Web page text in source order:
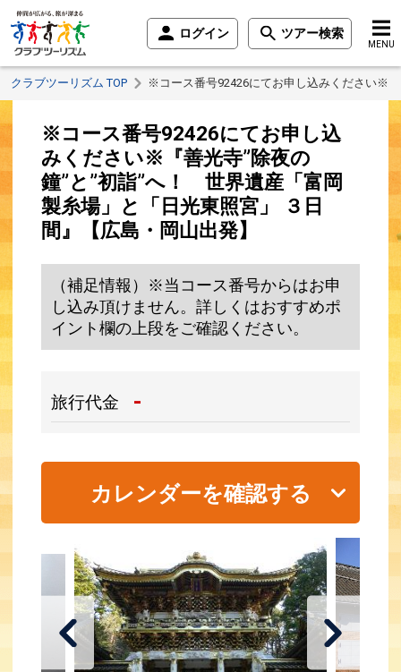
ログイン ツアー検索
MENU
クラブツーリズム TOP ※コース番号92426にてお申し込みください※
※コース番号92426にてお申し込
みください※『善光寺”除夜の
鐘”と”初詣”へ！ 世界遺産「富岡
製糸場」と「日光東照宮」 ３日
間』【広島・岡山出発】
（補足情報）※当コース番号からはお申
し込み頂けません。詳しくはおすすめポ
イント欄の上段をご確認ください。
旅行代金 -
カレンダーを確認する